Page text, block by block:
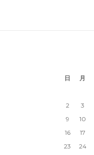
日
月
2
3
9
10
16
17
23
24